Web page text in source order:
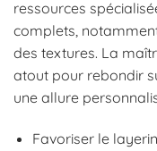
ressources
complets,
des textures. La
atout pour rebondir
une allure
Favoriser le